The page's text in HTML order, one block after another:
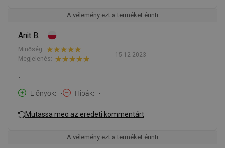
A vélemény ezt a terméket érinti
Anit B.
15-12-2023
Minőség:
Megjelenés:
-
Előnyök
- Hibák -
Mutassa meg az eredeti kommentárt
A vélemény ezt a terméket érinti